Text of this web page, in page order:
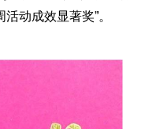
动成效显著奖”。